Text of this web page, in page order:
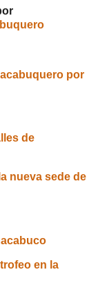
por
de
nueva sede de
en la